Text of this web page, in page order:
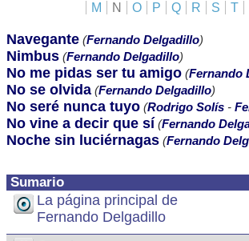
M
N O P Q R S T
Sumario
La página principal de
Fernando Delgadillo
Navegante (Fernando Delgadillo)
Nimbus (Fernando Delgadillo)
No me pidas ser tu amigo (Fernando
No se olvida (Fernando Delgadillo)
No seré nunca tuyo (Rodrigo Solís -
No vine a decir que sí (Fernando
Noche sin luciérnagas (Fernando